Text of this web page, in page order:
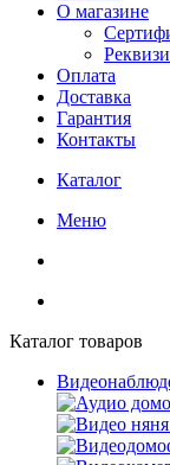
О магазине
Оплата
Доставка
Гарантия
Контакты
Каталог
Меню
Каталог товаров